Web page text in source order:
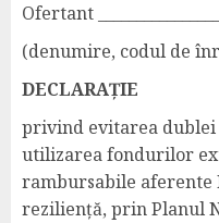
Ofertant
(denumire, codul de
DECLARAȚIE
privind evitarea
utilizarea fondurilor
rambursabile aferente
reziliență, prin Planul